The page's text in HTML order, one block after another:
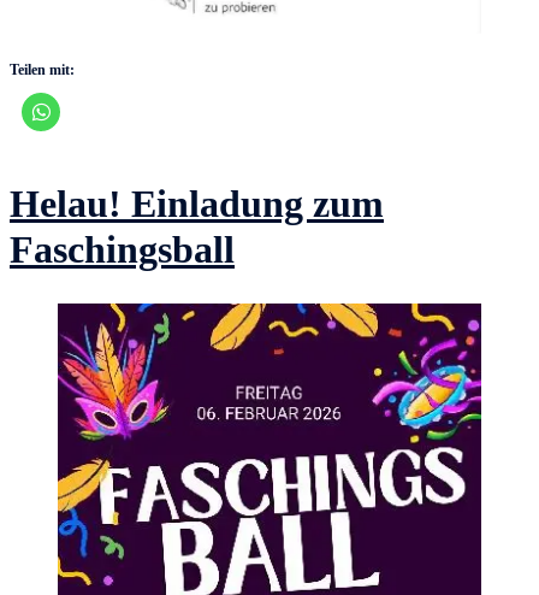
Teilen mit:
Helau! Einladung zum
Faschingsball